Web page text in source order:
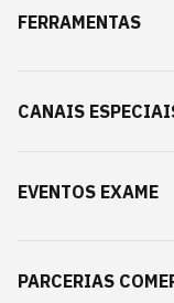
FERRAMENTAS
CANAIS
EVENTOS EXAME
PARCERIAS